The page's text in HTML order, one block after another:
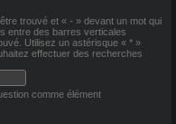
trouvé et « - » devant un mot qui
entre des barres verticales
Utilisez un astérisque « * »
effectuer des recherches
comme élément